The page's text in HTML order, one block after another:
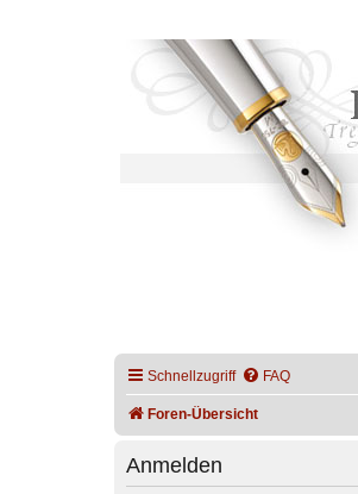
Schnellzugriff FAQ
Foren-Übersicht
Anmelden